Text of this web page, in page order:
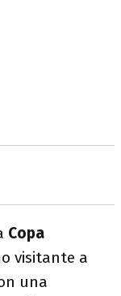
Copa
visitante a
una